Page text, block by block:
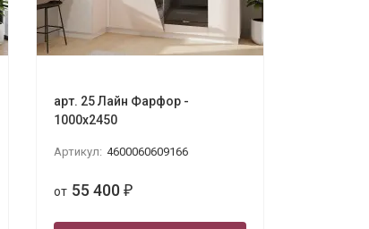
арт. 25 Лайн Фарфор -
1000х2450
Артикул: 4600060609166
от 55 400 ₽